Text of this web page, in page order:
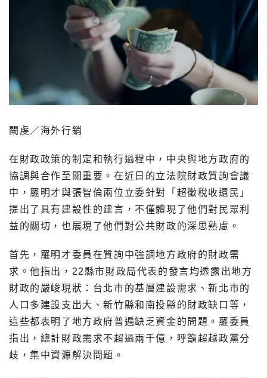
闕虔／海外行銷
在財政政策的制定和執行過程中，中央與地方政府的
協調與合作至關重要。在近日的立法院財政質詢會議
中，羅明才與張智倫兩位立委針對「超徵稅收還民」
提出了具有建設性的建言，不僅體現了他們對民眾利
益的關切，也展現了他們對公共財政的深思熟慮。
首先，羅明才委員在質詢中強調地方政府的財政需
求。他指出，22縣市財政局代表的發言均透露出地方
財政的嚴峻現狀：台北市的基層建設需求、新北市的
人口多建設支出大、新竹縣和南投縣的財政缺口等，
這些都表明了地方政府普遍缺乏資金的問題。羅委員
指出，總計財政需求不超過兩千億，呼籲超越政黨分
歧，集中資源解決問題。